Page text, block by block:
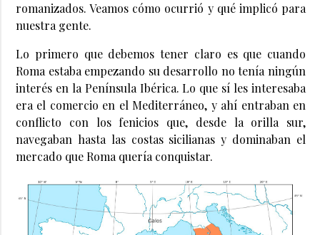
romanizados. Veamos cómo ocurrió y qué implicó para
nuestra gente.
Lo primero que debemos tener claro es que cuando
Roma estaba empezando su desarrollo no tenía ningún
interés en la Península Ibérica. Lo que sí les interesaba
era el comercio en el Mediterráneo, y ahí entraban en
conflicto con los fenicios que, desde la orilla sur,
navegaban hasta las costas sicilianas y dominaban el
mercado que Roma quería conquistar.